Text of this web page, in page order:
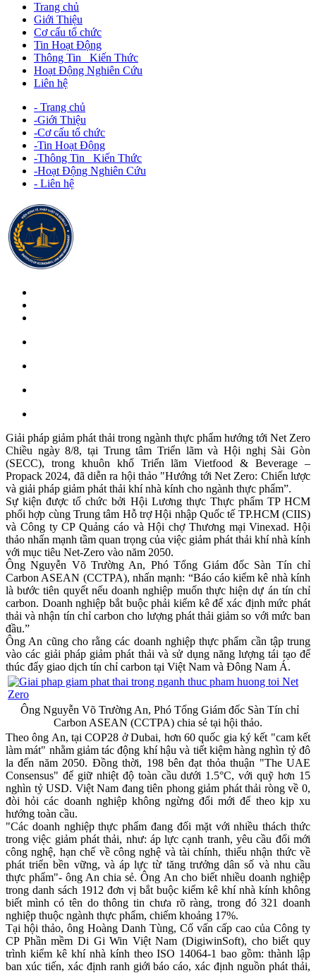
Trang chủ
Giới Thiệu
Cơ cấu tổ chức
Tin Hoạt Động
Thông Tin _Kiến Thức
Hoạt Động Nghiên Cứu
Liên hệ
- Trang chủ
-Giới Thiệu
-Cơ cấu tổ chức
-Tin Hoạt Động
-Thông Tin _Kiến Thức
-Hoạt Động Nghiên Cứu
- Liên hệ
Giải pháp giảm phát thải trong ngành thực phẩm hướng tới Net Zero
Chiều ngày 8/8, tại Trung tâm Triển lãm và Hội nghị Sài Gòn
(SECC), trong khuôn khổ Triển lãm Vietfood & Beverage –
Propack 2024, đã diễn ra hội thảo "Hướng tới Net Zero: Chiến lược
và giải pháp giảm phát thải khí nhà kính cho ngành thực phẩm”.
Sự kiện được tổ chức bởi Hội Lương thực Thực phẩm TP HCM
phối hợp cùng Trung tâm Hỗ trợ Hội nhập Quốc tế TP.HCM (CIIS)
và Công ty CP Quảng cáo và Hội chợ Thương mại Vinexad. Hội
thảo nhấn mạnh tầm quan trọng của việc giảm phát thải khí nhà kính
với mục tiêu Net-Zero vào năm 2050.
Ông Nguyễn Võ Trường An, Phó Tổng Giám đốc Sàn Tín chỉ
Carbon ASEAN (CCTPA), nhấn mạnh: “Báo cáo kiểm kê nhà kính
là bước tiên quyết nếu doanh nghiệp muốn thực hiện dự án tín chỉ
carbon. Doanh nghiệp bắt buộc phải kiểm kê để xác định mức phát
thải và nhận tín chỉ carbon cho lượng phát thải giảm so với mức ban
đầu.”
Ông An cũng cho rằng các doanh nghiệp thực phẩm cần tập trung
vào các giải pháp giảm phát thải và sử dụng năng lượng tái tạo để
thúc đẩy giao dịch tín chỉ carbon tại Việt Nam và Đông Nam Á.
Ông Nguyễn Võ Trường An, Phó Tổng Giám đốc Sàn Tín chỉ
Carbon ASEAN (CCTPA) chia sẻ tại hội thảo.
Theo ông An, tại COP28 ở Dubai, hơn 60 quốc gia ký kết "cam kết
làm mát" nhằm giảm tác động khí hậu và tiết kiệm hàng nghìn tỷ đô
la đến năm 2050. Đồng thời, 198 bên đạt thỏa thuận "The UAE
Consensus" để giữ nhiệt độ toàn cầu dưới 1.5°C, với quỹ hơn 15
nghìn tỷ USD. Việt Nam đang tiên phong giảm phát thải ròng về 0,
đòi hỏi các doanh nghiệp không ngừng đổi mới để theo kịp xu
hướng toàn cầu.
"Các doanh nghiệp thực phẩm đang đối mặt với nhiều thách thức
trong việc giảm phát thải, như: áp lực cạnh tranh, yêu cầu đổi mới
công nghệ, hạn chế về công nghệ và tài chính, thiếu nhận thức về
phát triển bền vững, và áp lực từ tăng trưởng dân số và nhu cầu
thực phẩm"- ông An chia sẻ. Ông An cho biết nhiều doanh nghiệp
trong danh sách 1912 đơn vị bắt buộc kiểm kê khí nhà kính không
biết mình có tên do thông tin chưa rõ ràng, trong đó 321 doanh
nghiệp thuộc ngành thực phẩm, chiếm khoảng 17%.
Tại hội thảo, ông Hoàng Danh Tùng, Cố vấn cấp cao của Công ty
CP Phần mềm Di Gi Win Việt Nam (DigiwinSoft), cho biết quy
trình kiểm kê khí nhà kính theo ISO 14064-1 bao gồm: thành lập
ban xúc tiến, xác định ranh giới báo cáo, xác định nguồn phát thải,